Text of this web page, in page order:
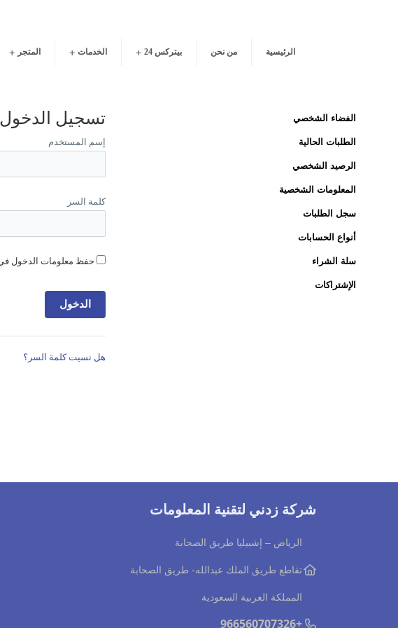
الرئيسية من نحن بيتركس 24 الخدمات المتجر
الفضاء الشخصي
الطلبات الحالية
الرصيد الشخصي
المعلومات الشخصية
سجل الطلبات
أنواع الحسابات
سلة الشراء
الإشتراكات
تسجيل الدخول
إسم المستخدم
كلمة السر
حفظ معلومات الدخول في
هل نسيت كلمة السر؟
شركة زدني لتقنية المعلومات
الرياض – إشبيليا طريق الصحابة
تقاطع طريق الملك عبدالله- طريق الصحابة
المملكة العربية السعودية
+966560707326